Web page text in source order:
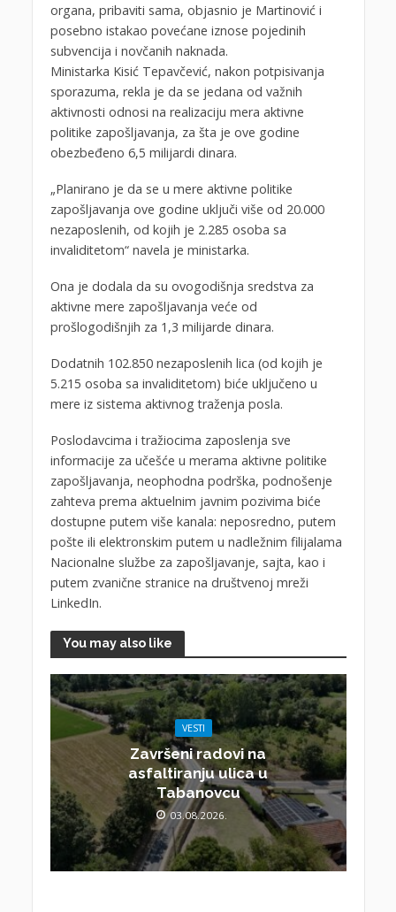
organa, pribaviti sama, objasnio je Martinović i
posebno istakao povećane iznose pojedinih
subvencija i novčanih naknada.
Ministarka Kisić Tepavčević, nakon potpisivanja
sporazuma, rekla je da se jedana od važnih
aktivnosti odnosi na realizaciju mera aktivne
politike zapošljavanja, za šta je ove godine
obezbeđeno 6,5 milijardi dinara.
„Planirano je da se u mere aktivne politike
zapošljavanja ove godine uključi više od 20.000
nezaposlenih, od kojih je 2.285 osoba sa
invaliditetom“ navela je ministarka.
Ona je dodala da su ovogodišnja sredstva za
aktivne mere zapošljavanja veće od
prošlogodišnjih za 1,3 milijarde dinara.
Dodatnih 102.850 nezaposlenih lica (od kojih je
5.215 osoba sa invaliditetom) biće uključeno u
mere iz sistema aktivnog traženja posla.
Poslodavcima i tražiocima zaposlenja sve
informacije za učešće u merama aktivne politike
zapošljavanja, neophodna podrška, podnošenje
zahteva prema aktuelnim javnim pozivima biće
dostupne putem više kanala: neposredno, putem
pošte ili elektronskim putem u nadležnim filijalama
Nacionalne službe za zapošljavanje, sajta, kao i
putem zvanične stranice na društvenoj mreži
LinkedIn.
You may also like
VESTI
Završeni radovi na
asfaltiranju ulica u
Tabanovcu
03.08.2026.